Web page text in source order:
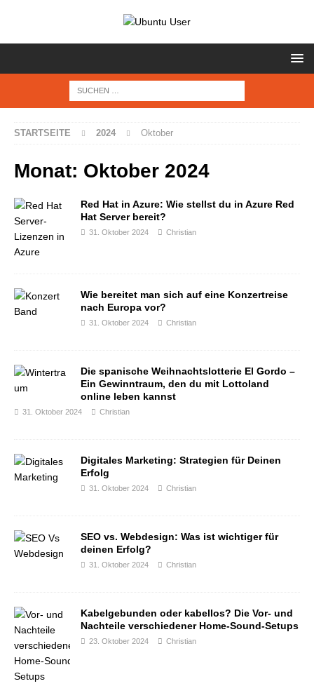
STARTSEITE 2024 Oktober
Monat: Oktober 2024
Red Hat in Azure: Wie stellst du in Azure Red
Hat Server bereit?
31. Oktober 2024 Christian
Wie bereitet man sich auf eine Konzertreise
nach Europa vor?
31. Oktober 2024 Christian
Die spanische Weihnachtslotterie El Gordo –
Ein Gewinntraum, den du mit Lottoland
online leben kannst
31. Oktober 2024 Christian
Digitales Marketing: Strategien für Deinen
Erfolg
31. Oktober 2024 Christian
SEO vs. Webdesign: Was ist wichtiger für
deinen Erfolg?
31. Oktober 2024 Christian
Kabelgebunden oder kabellos? Die Vor- und
Nachteile verschiedener Home-Sound-Setups
23. Oktober 2024 Christian